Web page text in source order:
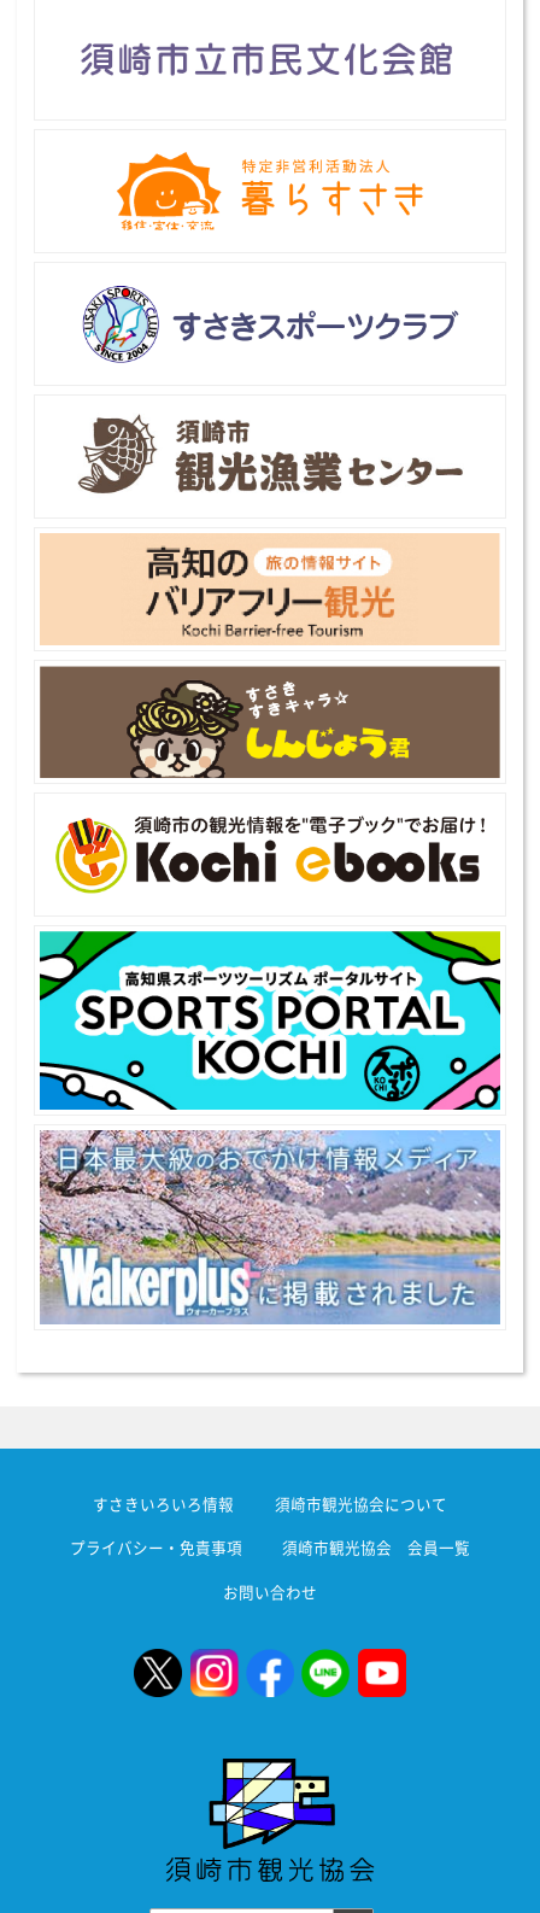
すさきいろいろ情報 須崎市観光協会について
プライバシー・免責事項 須崎市観光協会 会員一覧
お問い合わせ